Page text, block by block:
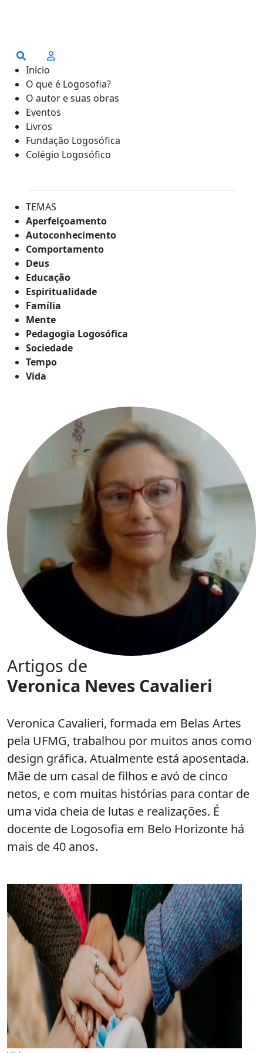
Início
O que é Logosofia?
O autor e suas obras
Eventos
Livros
Fundação Logosófica
Colégio Logosófico
TEMAS
Aperfeiçoamento
Autoconhecimento
Comportamento
Deus
Educação
Espiritualidade
Família
Mente
Pedagogia Logosófica
Sociedade
Tempo
Vida
Artigos de
Veronica Neves Cavalieri
Veronica Cavalieri, formada em Belas Artes
pela UFMG, trabalhou por muitos anos como
design gráfica. Atualmente está aposentada.
Mãe de um casal de filhos e avó de cinco
netos, e com muitas histórias para contar de
uma vida cheia de lutas e realizações. É
docente de Logosofia em Belo Horizonte há
mais de 40 anos.